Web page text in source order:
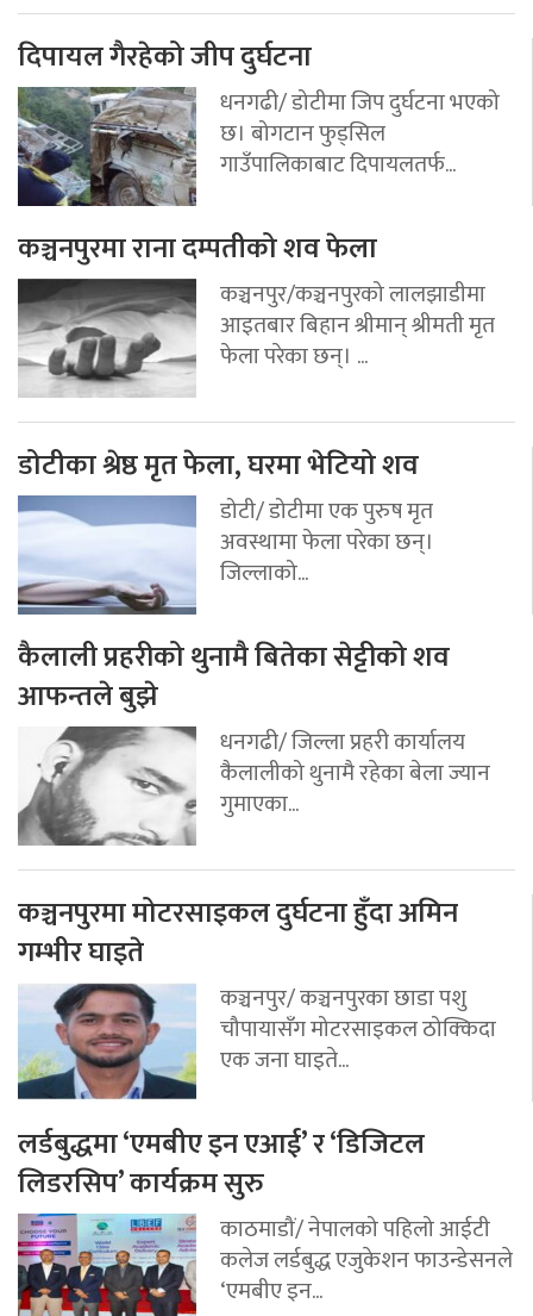
दिपायल गैरहेको जीप दुर्घटना
धनगढी/ डोटीमा जिप दुर्घटना भएको
छ। बोगटान फुड्सिल
गाउँपालिकाबाट दिपायलतर्फ...
कञ्चनपुरमा राना दम्पतीको शव फेला
कञ्चनपुर/कञ्चनपुरको लालझाडीमा
आइतबार बिहान श्रीमान् श्रीमती मृत
फेला परेका छन्। ...
डोटीका श्रेष्ठ मृत फेला, घरमा भेटियो शव
डोटी/ डोटीमा एक पुरुष मृत
अवस्थामा फेला परेका छन्।
जिल्लाको...
कैलाली प्रहरीको थुनामै बितेका सेट्टीको शव
आफन्तले बुझे
धनगढी/ जिल्ला प्रहरी कार्यालय
कैलालीको थुनामै रहेका बेला ज्यान
गुमाएका...
कञ्चनपुरमा मोटरसाइकल दुर्घटना हुँदा अमिन
गम्भीर घाइते
कञ्चनपुर/ कञ्चनपुरका छाडा पशु
चौपायासँग मोटरसाइकल ठोक्किदा
एक जना घाइते...
लर्डबुद्धमा ‘एमबीए इन एआई’ र ‘डिजिटल
लिडरसिप’ कार्यक्रम सुरु
काठमाडौं/ नेपालको पहिलो आईटी
कलेज लर्डबुद्ध एजुकेशन फाउन्डेसनले
‘एमबीए इन...